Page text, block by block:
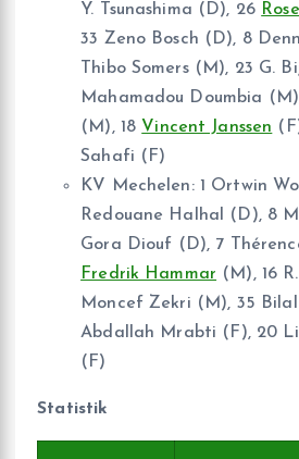
Y. Tsunashima (D), 26
33 Zeno Bosch (D), 8
Thibo Somers (M), 23 G.
Mahamadou Doumbia
(M), 18 Vincent Janssen
Sahafi (F)
KV Mechelen: 1 Ortwin
Redouane Halhal (D), 8
Gora Diouf (D), 7
Fredrik Hammar (M), 16
Moncef Zekri (M), 35
Abdallah Mrabti (F), 20
(F)
Statistik